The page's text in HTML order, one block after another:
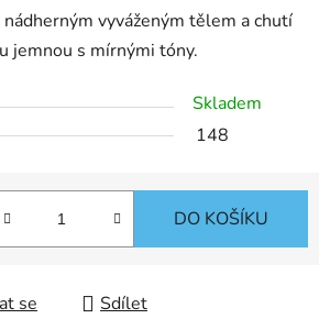
vyváženým tělem a chutí
jemnou s mírnými tóny.
Skladem
148
DO KOŠÍKU
se Sdílet